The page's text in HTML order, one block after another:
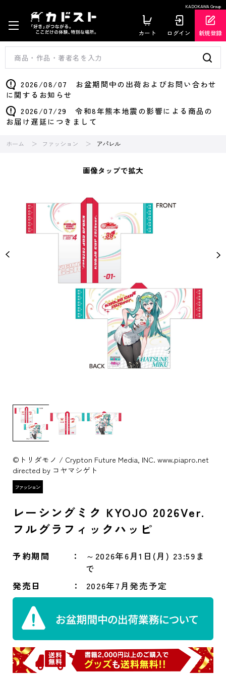
KADOKAWA Group
カート ログイン 新規登録
2026/08/07 お盆期間中の出荷およびお問い合わせ
に関するお知らせ
2026/07/29 令和8年熊本地震の影響による商品の
お届け遅延につきまして
ホーム ファッション アパレル
画像タップで拡大
©トリダモノ / Crypton Future Media, INC. www.piapro.net
directed by コヤマシゲト
レーシングミク KYOJO 2026Ver.
フルグラフィックハッピ
予約期間
～2026年6月1日(月) 23:59ま
で
発売日
2026年7月発売予定